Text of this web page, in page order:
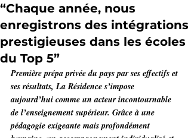
“Chaque année, nous
enregistrons des intégrations
prestigieuses dans les écoles
du Top 5”
Première prépa privée du pays par ses effectifs et
ses résultats, La Résidence s’impose
aujourd’hui comme un acteur incontournable
de l’enseignement supérieur. Grâce à une
pédagogie exigeante mais profondément